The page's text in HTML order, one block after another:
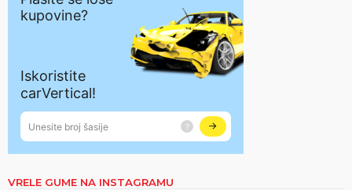
VRELE GUME NA INSTAGRAMU